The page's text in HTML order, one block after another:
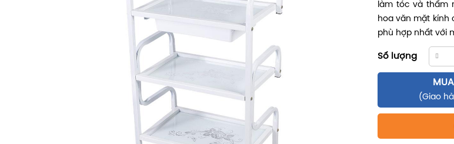
làm tóc và thẩm
hoa văn mặt kính
phù hợp nhất với
Số lượng
(Giao